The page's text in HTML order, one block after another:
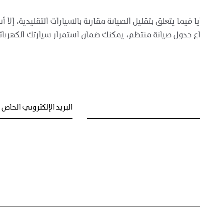
فيما يتعلق بتقليل الصيانة مقارنة بالسيارات التقليدية،
جدول صيانة منتظم، يمكنك ضمان استمرار سيارتك